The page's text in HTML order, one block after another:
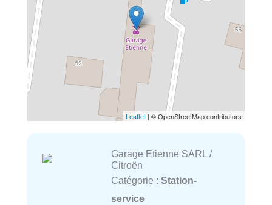
Leaflet | © OpenStreetMap contributors
Garage Etienne SARL /
Citroën
Catégorie : Station-
service